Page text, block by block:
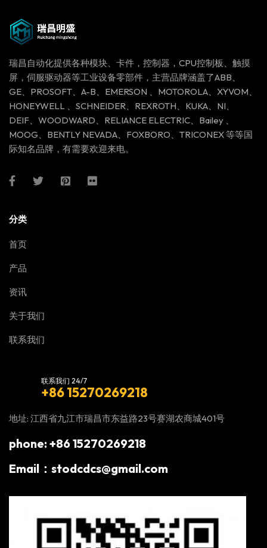
瑞昌自动化提供各种模块、卡件，控制器，CPU控制板、触摸
屏，伺服驱动器等工业设备零部件，主营品牌涵盖了ABB、
GE、PROSOFT、A-B、EMERSON 、MOTOROLA、XYVOM、
HONEYWELL 、SCHNEIDER、REXROTH、KUKA、NI、
DEIF、WOODWARD、RELIANCE ELECTRIC、Bailey 、
MOOG、BENTLY NEVADA、FOXBORO、TRICONEX 等等国
际知名品牌，有需要欢迎来电。
分类
首页
产品
资讯
关于我们
联系我们
联系我们 24/7
+86 15270269218
地址: 江西省九江市瑞昌市东益路23号赛湖农商城401号
phone: +86 15270269218
Email：stodcdcs@gmail.com